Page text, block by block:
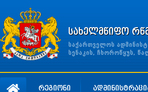
სახელმწიფო
საქართველოს
სენაკის, ჩხოროწყუს,
რეგიონი